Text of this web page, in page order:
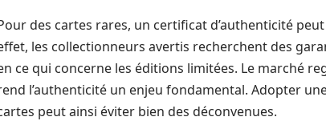
des cartes rares, un certificat d’authenticité
les collectionneurs avertis recherchent des
ce qui concerne les éditions limitées. Le marché
l’authenticité un enjeu fondamental. Adopter
peut ainsi éviter bien des déconvenues.